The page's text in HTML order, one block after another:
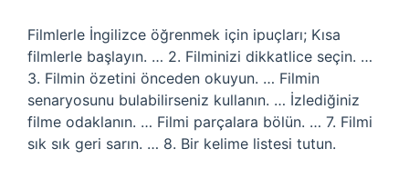
Filmlerle İngilizce öğrenmek için ipuçları; Kısa
filmlerle başlayın. … 2. Filminizi dikkatlice seçin. …
3. Filmin özetini önceden okuyun. … Filmin
senaryosunu bulabilirseniz kullanın. … İzlediğiniz
filme odaklanın. … Filmi parçalara bölün. … 7. Filmi
sık sık geri sarın. … 8. Bir kelime listesi tutun.